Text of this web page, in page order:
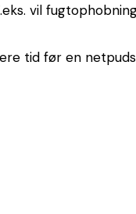
vil
tid før en